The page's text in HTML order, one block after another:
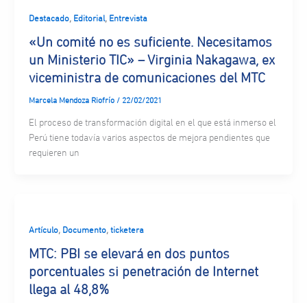
Destacado, Editorial, Entrevista
«Un comité no es suficiente. Necesitamos
un Ministerio TIC» – Virginia Nakagawa, ex
viceministra de comunicaciones del MTC
Marcela Mendoza Riofrío / 22/02/2021
El proceso de transformación digital en el que está inmerso el
Perú tiene todavía varios aspectos de mejora pendientes que
requieren un
Artículo, Documento, ticketera
MTC: PBI se elevará en dos puntos
porcentuales si penetración de Internet
llega al 48,8%